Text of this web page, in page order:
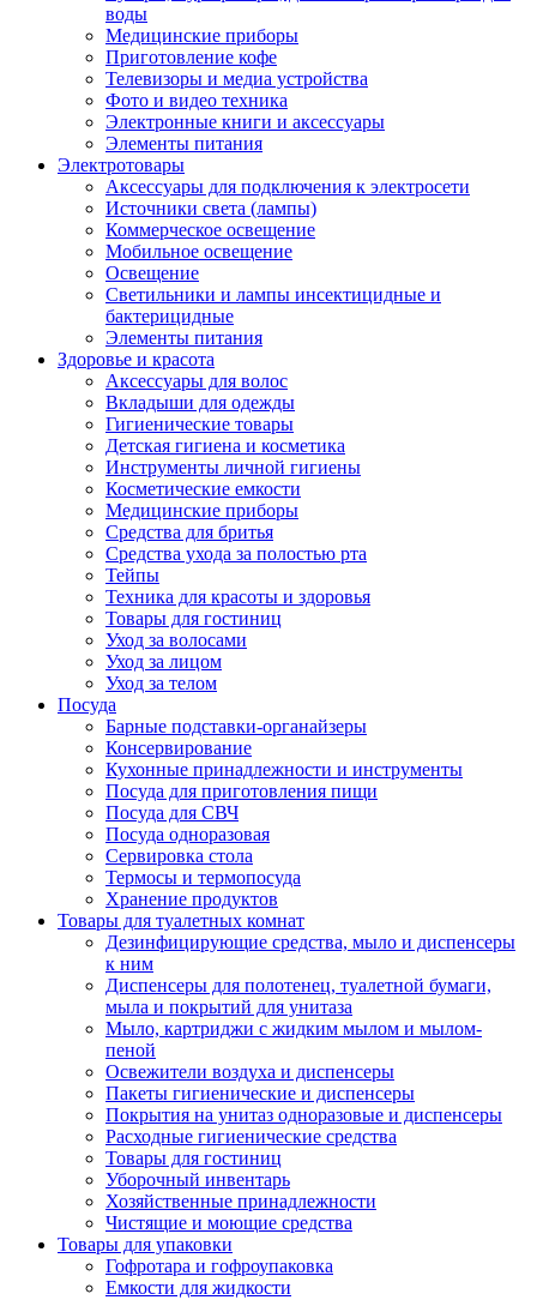
воды
Медицинские приборы
Приготовление кофе
Телевизоры и медиа устройства
Фото и видео техника
Электронные книги и аксессуары
Элементы питания
Электротовары
Аксессуары для подключения к электросети
Источники света (лампы)
Коммерческое освещение
Мобильное освещение
Освещение
Светильники и лампы инсектицидные и
бактерицидные
Элементы питания
Здоровье и красота
Аксессуары для волос
Вкладыши для одежды
Гигиенические товары
Детская гигиена и косметика
Инструменты личной гигиены
Косметические емкости
Медицинские приборы
Средства для бритья
Средства ухода за полостью рта
Тейпы
Техника для красоты и здоровья
Товары для гостиниц
Уход за волосами
Уход за лицом
Уход за телом
Посуда
Барные подставки-органайзеры
Консервирование
Кухонные принадлежности и инструменты
Посуда для приготовления пищи
Посуда для СВЧ
Посуда одноразовая
Сервировка стола
Термосы и термопосуда
Хранение продуктов
Товары для туалетных комнат
Дезинфицирующие средства, мыло и диспенсеры
к ним
Диспенсеры для полотенец, туалетной бумаги,
мыла и покрытий для унитаза
Мыло, картриджи с жидким мылом и мылом-
пеной
Освежители воздуха и диспенсеры
Пакеты гигиенические и диспенсеры
Покрытия на унитаз одноразовые и диспенсеры
Расходные гигиенические средства
Товары для гостиниц
Уборочный инвентарь
Хозяйственные принадлежности
Чистящие и моющие средства
Товары для упаковки
Гофротара и гофроупаковка
Емкости для жидкости